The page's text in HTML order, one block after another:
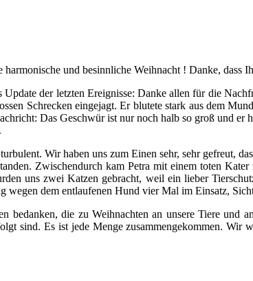
und besinnliche Weihnacht ! Danke, dass
Update der letzten Ereignisse: Danke allen für die
Schrecken eingejagt. Er blutete stark aus dem
Das Geschwür ist nur noch halb so groß und er
Wir haben uns zum Einen sehr, sehr gefreut,
Zwischendurch kam Petra mit einem toten
uns zwei Katzen gebracht, weil ein lieber
wegen dem entlaufenen Hund vier Mal im Einsatz,
bedanken, die zu Weihnachten an unsere Tiere und
sind. Es ist jede Menge zusammengekommen.